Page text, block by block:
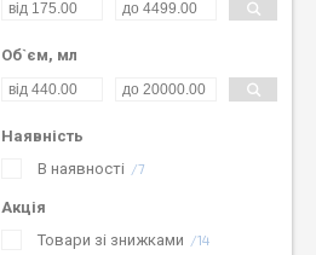
Об`єм, мл
Наявність
В наявності
7
Акція
Товари зі знижками
14